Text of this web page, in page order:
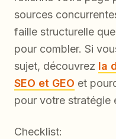
sources
faille structurelle
pour combler. Si
sujet, découvrez la
SEO et GEO et
pour votre stratégie
Checklist: